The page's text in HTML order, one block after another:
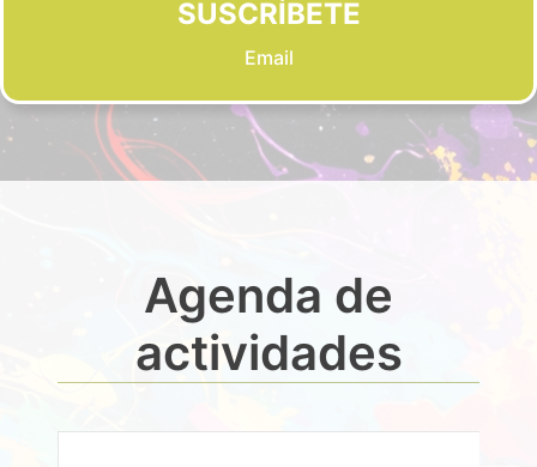
SUSCRÍBETE
Email
Agenda de
actividades